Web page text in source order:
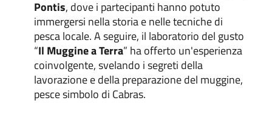
Pontis, dove i partecipanti hanno potuto
immergersi nella storia e nelle tecniche di
pesca locale. A seguire, il laboratorio del gusto
“Il Muggine a Terra” ha offerto un'esperienza
coinvolgente, svelando i segreti della
lavorazione e della preparazione del muggine,
pesce simbolo di Cabras.